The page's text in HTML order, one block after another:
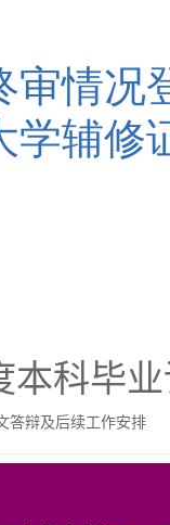
审情况
学辅修
本科毕
答辩及后续工作安排